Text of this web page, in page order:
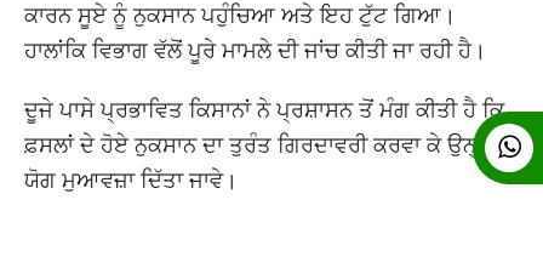
ਕਾਰਨ ਸੂਏ ਨੂੰ ਨੁਕਸਾਨ ਪਹੁੰਚਿਆ ਅਤੇ ਇਹ ਟੁੱਟ ਗਿਆ।
ਹਾਲਾਂਕਿ ਵਿਭਾਗ ਵੱਲੋਂ ਪੂਰੇ ਮਾਮਲੇ ਦੀ ਜਾਂਚ ਕੀਤੀ ਜਾ ਰਹੀ ਹੈ।
ਦੂਜੇ ਪਾਸੇ ਪ੍ਰਭਾਵਿਤ ਕਿਸਾਨਾਂ ਨੇ ਪ੍ਰਸ਼ਾਸਨ ਤੋਂ ਮੰਗ ਕੀਤੀ ਹੈ ਕਿ
ਫ਼ਸਲਾਂ ਦੇ ਹੋਏ ਨੁਕਸਾਨ ਦਾ ਤੁਰੰਤ ਗਿਰਦਾਵਰੀ ਕਰਵਾ ਕੇ ਉਨ੍ਹਾਂ ਨੂੰ
ਯੋਗ ਮੁਆਵਜ਼ਾ ਦਿੱਤਾ ਜਾਵੇ।